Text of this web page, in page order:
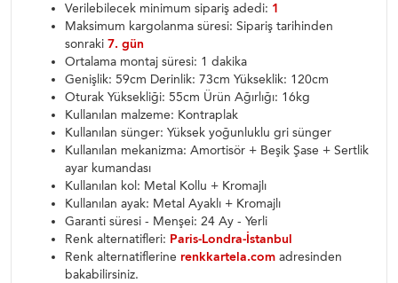
Verilebilecek minimum sipariş adedi: 1
Maksimum kargolanma süresi: Sipariş tarihinden
sonraki 7. gün
Ortalama montaj süresi: 1 dakika
Genişlik: 59cm Derinlik: 73cm Yükseklik: 120cm
Oturak Yüksekliği: 55cm Ürün Ağırlığı: 16kg
Kullanılan malzeme: Kontraplak
Kullanılan sünger: Yüksek yoğunluklu gri sünger
Kullanılan mekanizma: Amortisör + Beşik Şase + Sertlik
ayar kumandası
Kullanılan kol: Metal Kollu + Kromajlı
Kullanılan ayak: Metal Ayaklı + Kromajlı
Garanti süresi - Menşei: 24 Ay - Yerli
Renk alternatifleri: Paris-Londra-İstanbul
Renk alternatiflerine renkkartela.com adresinden
bakabilirsiniz.